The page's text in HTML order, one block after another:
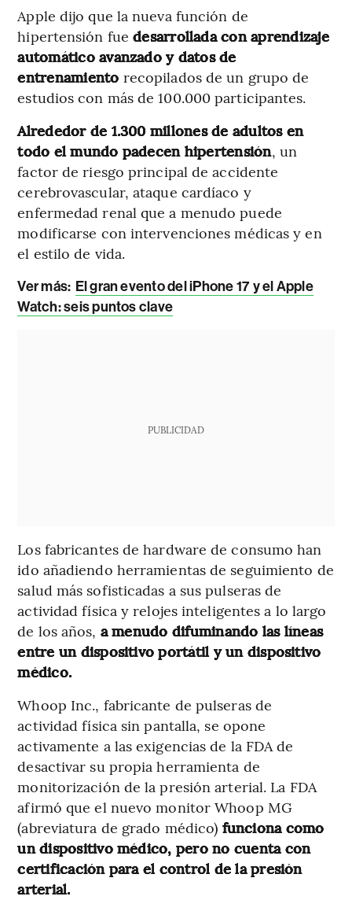
Apple dijo que la nueva función de
hipertensión fuedesarrollada con aprendizaje
automático avanzado y datos de
entrenamiento recopilados de un grupo de
estudios con más de 100.000 participantes.
Alrededor de 1.300 millones de adultos en
todo el mundo padecen hipertensión, un
factor de riesgo principal de accidente
cerebrovascular, ataque cardíaco y
enfermedad renal que a menudo puede
modificarse con intervenciones médicas y en
el estilo de vida.
Ver más: El gran evento del iPhone 17 y el Apple
Watch: seis puntos clave
PUBLICIDAD
Los fabricantes de hardware de consumo han
ido añadiendo herramientas de seguimiento de
salud más sofisticadas a sus pulseras de
actividad física y relojes inteligentes a lo largo
de los años, a menudo difuminando las líneas
entre un dispositivo portátil y un dispositivo
médico.
Whoop Inc., fabricante de pulseras de
actividad física sin pantalla, se opone
activamente a las exigencias de la FDA de
desactivar su propia herramienta de
monitorización de la presión arterial. La FDA
afirmó que el nuevo monitor Whoop MG
(abreviatura de grado médico) funciona como
un dispositivo médico, pero no cuenta con
certificación para el control de la presión
arterial.